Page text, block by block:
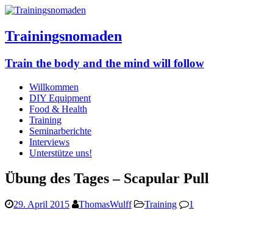
Trainingsnomaden
Train the body and the mind will follow
Willkommen
DIY Equipment
Food & Health
Training
Seminarberichte
Interviews
Unterstütze uns!
Übung des Tages – Scapular Pull
29. April 2015 ThomasWulff Training 1